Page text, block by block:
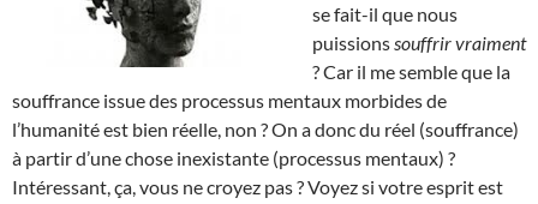
se fait-il que nous
puissions souffrir vraiment
? Car il me semble que la
souffrance issue des processus mentaux morbides de
l’humanité est bien réelle, non ? On a donc du réel (souffrance)
à partir d’une chose inexistante (processus mentaux) ?
Intéressant, ça, vous ne croyez pas ? Voyez si votre esprit est